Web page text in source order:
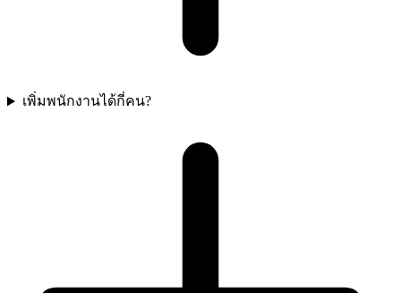
เพิ่มพนักงานได้กี่คน?